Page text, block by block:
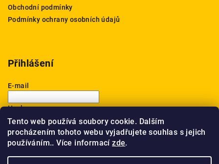
Tento web používá soubory cookie. Dalším
procházením tohoto webu vyjadřujete souhlas s jejich
používáním.. Více informacízde.
Obchodní podmínky
Podmínky ochrany osobních údajů
Přihlášení
E-mail
Heslo
Přihlásit se
Nová registraceZapomenuté heslo